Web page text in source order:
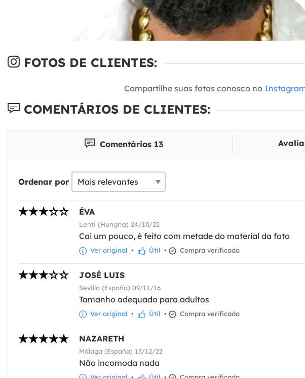
FOTOS DE CLIENTES:
Compartilhe suas fotos conosco no
COMENTÁRIOS DE CLIENTES:
Comentários 13
Ordenar por
ÉVA
Lenti (Hungria) 24/10/22
Cai um pouco, é feito com metade do material da foto
Ver original • Útil • Compra verificada
JOSÉ LUIS
Sevilla (España) 09/11/16
Tamanho adequado para adultos
Ver original • Útil • Compra verificada
NAZARETH
Málaga (España) 15/12/22
Não incomoda nada